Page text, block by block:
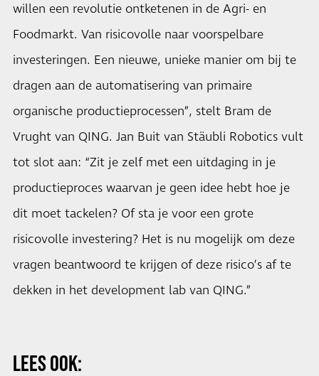
willen een revolutie ontketenen in de Agri- en
Foodmarkt. Van risicovolle naar voorspelbare
investeringen. Een nieuwe, unieke manier om bij te
dragen aan de automatisering van primaire
organische productieprocessen”, stelt Bram de
Vrught van QING. Jan Buit van Stäubli Robotics vult
tot slot aan: “Zit je zelf met een uitdaging in je
productieproces waarvan je geen idee hebt hoe je
dit moet tackelen? Of sta je voor een grote
risicovolle investering? Het is nu mogelijk om deze
vragen beantwoord te krijgen of deze risico’s af te
dekken in het development lab van QING.”
LEES OOK: